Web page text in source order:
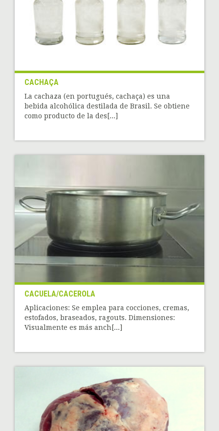
CACHAÇA
La cachaza (en portugués, cachaça) es una
bebida alcohólica destilada de Brasil. Se obtiene
como producto de la des[...]
CACUELA/CACEROLA
Aplicaciones: Se emplea para cocciones, cremas,
estofados, braseados, ragouts. Dimensiones:
Visualmente es más anch[...]